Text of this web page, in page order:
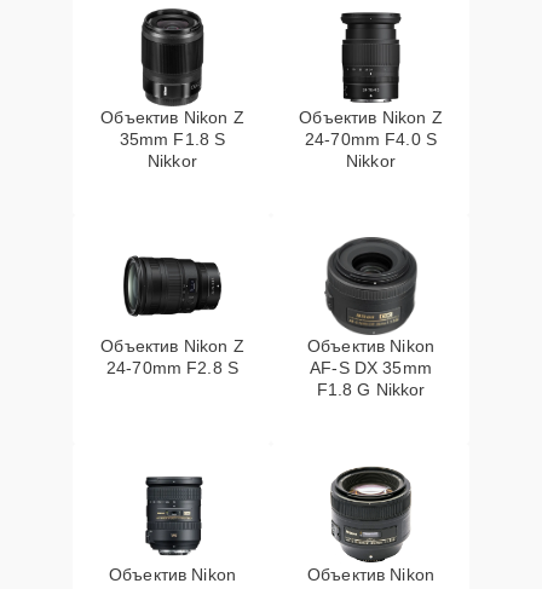
Объектив Nikon Z
35mm F1.8 S
Nikkor
Объектив Nikon Z
24-70mm F4.0 S
Nikkor
Объектив Nikon Z
24-70mm F2.8 S
Объектив Nikon
AF-S DX 35mm
F1.8 G Nikkor
Объектив Nikon
Объектив Nikon